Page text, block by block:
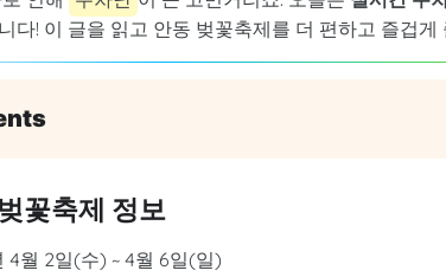
다! 이 글을 읽고 안동 벚꽃축제를 더 편하고 즐겁게
꽃축제 정보
4월 2일(수) ~ 4월 6일(일)